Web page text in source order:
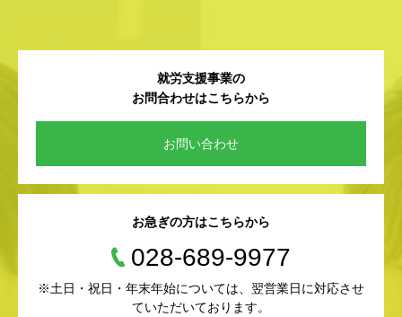
就労支援事業の
お問合わせはこちらから
お問い合わせ
お急ぎの方はこちらから
028-689-9977
※土日・祝日・年末年始については、翌営業日に対応させ
ていただいております。